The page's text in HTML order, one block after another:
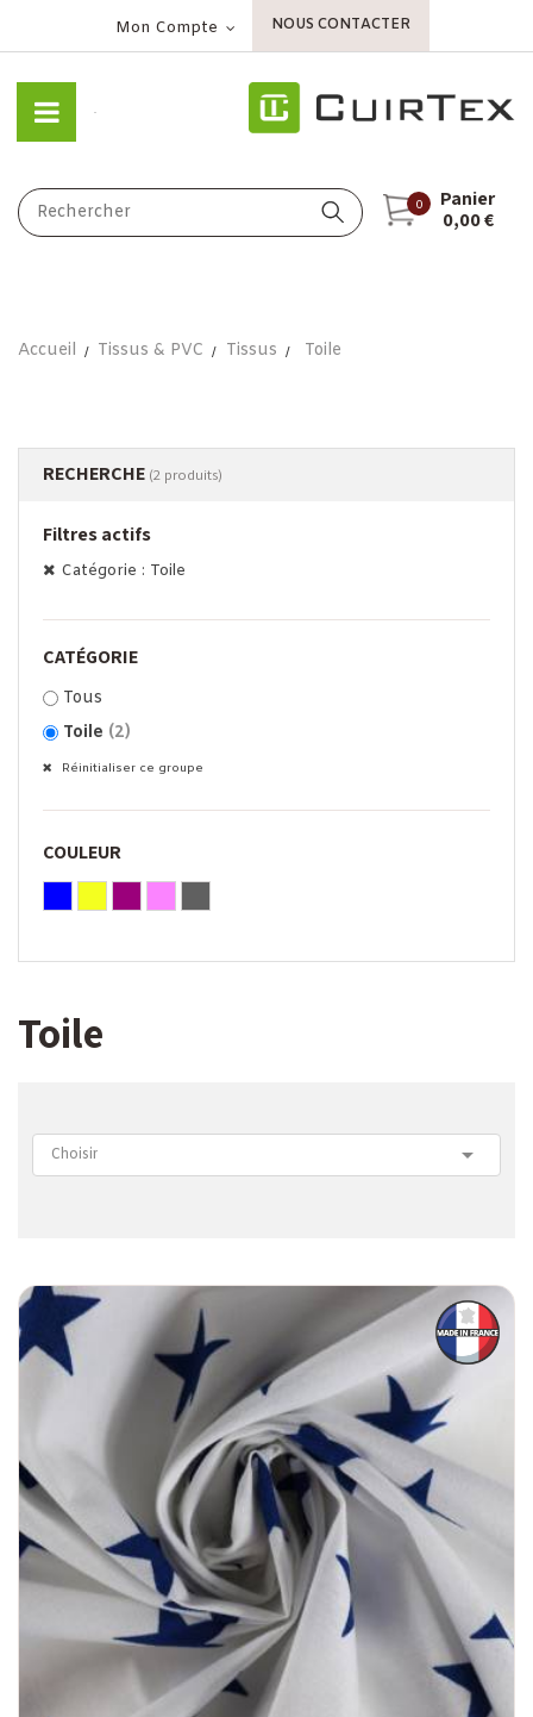
Mon Compte NOUS CONTACTER
0
Panier
0,00 €
Accueil Tissus & PVC Tissus Toile
RECHERCHE (2 produits)
Filtres actifs
Catégorie : Toile
CATÉGORIE
Tous
Toile (2)
Réinitialiser ce groupe
COULEUR
Toile
Choisir 